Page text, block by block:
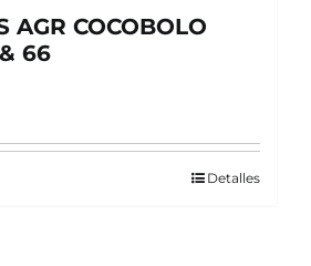
AGR COCOBOLO
66
Detalles